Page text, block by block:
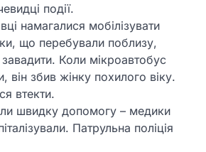
події.
намагалися мобілізувати
що перебували поблизу,
Коли мікроавтобус
він збив жінку похилого віку.
втекти.
швидку допомогу – медики
Патрульна поліція